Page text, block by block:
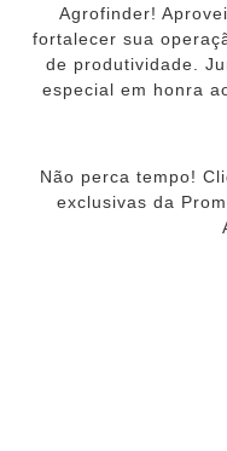
Agrofinder!
fortalecer sua
de produtividade.
especial em honra
Não perca tempo!
exclusivas da